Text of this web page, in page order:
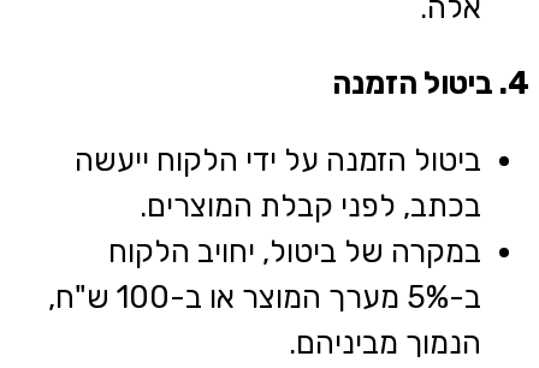
4. ביטול הזמנה
ביטול הזמנה על ידי הלקוח ייעשה
בכתב, לפני קבלת המוצרים.
במקרה של ביטול, יחויב הלקוח
ב-5% מערך המוצר או ב-100 ש"ח,
הנמוך מביניהם.